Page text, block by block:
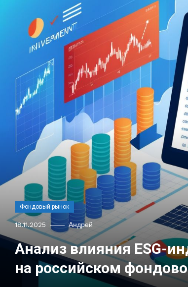
Фондовый рынок
18.11.2025 Андрей
Анализ влияния ESG-
на российском